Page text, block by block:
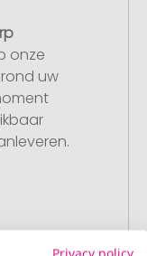
onze
uw